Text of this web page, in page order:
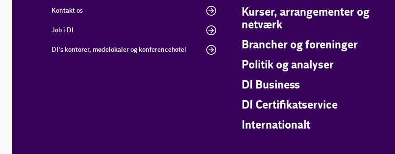
Kontakt os
Job i DI
DI's kontorer, mødelokaler og konferencehotel
Kurser, arrangementer og
netværk
Brancher og foreninger
Politik og analyser
DI Business
DI Certifikatservice
Internationalt